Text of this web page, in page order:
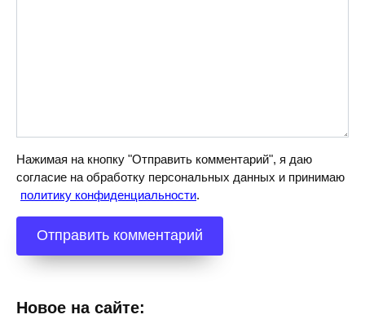
Нажимая на кнопку "Отправить комментарий", я даю
согласие на обработку персональных данных и принимаю
политику конфиденциальности.
Новое на сайте: